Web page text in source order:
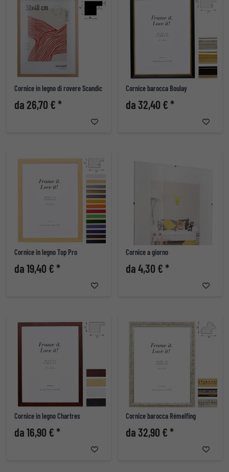
Cornice in legno di rovere Scandic
da 26,70 € *
Cornice barocca Boulay
da 32,40 € *
Cornice in legno Top Pro
da 19,40 € *
Cornice a giorno
da 4,30 € *
Cornice in legno Chartres
da 16,90 € *
Cornice barocca Rémelfing
da 32,90 € *